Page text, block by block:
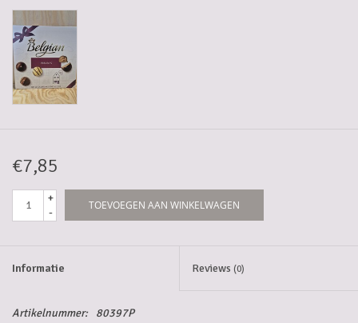
Streekproducten
Sweets
5-6l vaten
Streekproducten/Diverse
€7,85
+
-
TOEVOEGEN AAN WINKELWAGEN
Informatie Reviews (0)
Artikelnummer: 80397P